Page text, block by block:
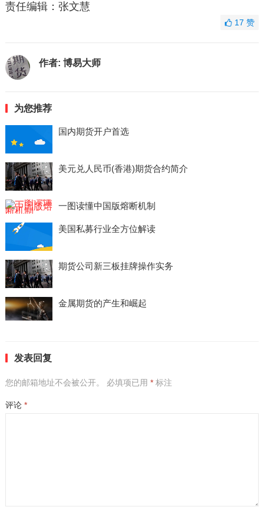
责任编辑：张文慧
17赞
作者: 博易大师
为您推荐
国内期货开户首选
美元兑人民币(香港)期货合约简介
一图读懂中国版熔断机制
美国私募行业全方位解读
期货公司新三板挂牌操作实务
金属期货的产生和崛起
发表回复
您的邮箱地址不会被公开。 必填项已用 *标注
评论 *